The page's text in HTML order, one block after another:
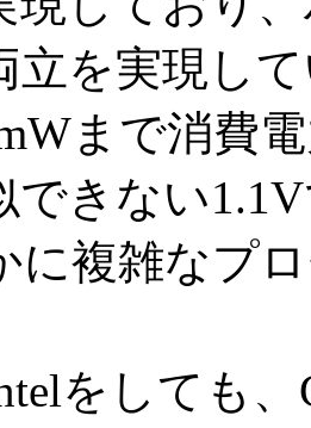
立を実現し
まで消費
できない
に複雑なプ
をしても、